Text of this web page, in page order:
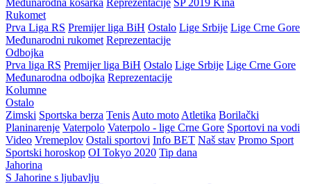
Međunarodna košarka Reprezentacije SP 2019 Kina
Rukomet
Prva Liga RS Premijer liga BiH Ostalo Lige Srbije Lige Crne Gore
Međunarodni rukomet Reprezentacije
Odbojka
Prva liga RS Premijer liga BiH Ostalo Lige Srbije Lige Crne Gore
Međunarodna odbojka Reprezentacije
Kolumne
Ostalo
Zimski Sportska berza Tenis Auto moto Atletika Borilački
Planinarenje Vaterpolo Vaterpolo - lige Crne Gore Sportovi na vodi
Video Vremeplov Ostali sportovi Info BET Naš stav Promo Sport
Sportski horoskop OI Tokyo 2020 Tip dana
Jahorina
S Jahorine s ljubavlju